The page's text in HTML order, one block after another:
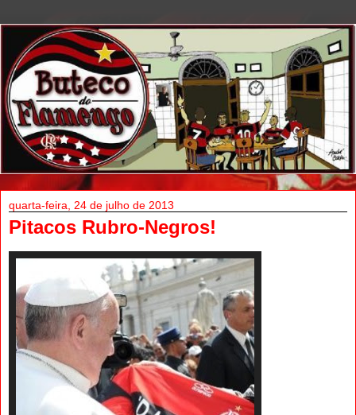
quarta-feira, 24 de julho de 2013
Pitacos Rubro-Negros!